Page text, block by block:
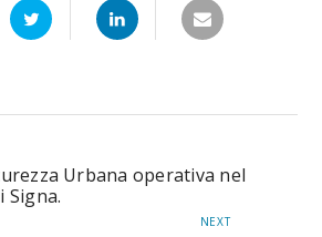
Urbana operativa nel
Signa.
NEXT